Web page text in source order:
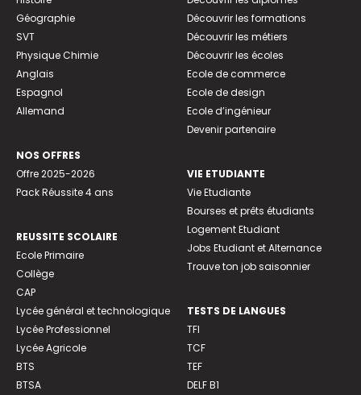
Géographie
SVT
Physique Chimie
Anglais
Espagnol
Allemand
NOS OFFRES
Offre 2025-2026
Pack Réussite 4 ans
REUSSITE SCOLAIRE
Ecole Primaire
Collège
CAP
Lycée général et technologique
Lycée Professionnel
Lycée Agricole
BTS
BTSA
Découvrir les formations
Découvrir les métiers
Découvrir les écoles
Ecole de commerce
Ecole de design
Ecole d’ingénieur
Devenir partenaire
VIE ETUDIANTE
Vie Etudiante
Bourses et prêts étudiants
Logement Etudiant
Jobs Etudiant et Alternance
Trouve ton job saisonnier
TESTS DE LANGUES
TFI
TCF
TEF
DELF B1